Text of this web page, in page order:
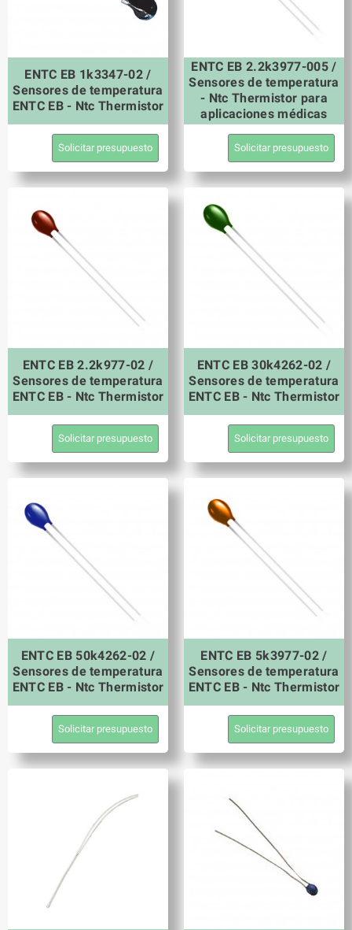
ENTC EB 1k3347-02 /
Sensores de temperatura
ENTC EB - Ntc Thermistor
Solicitar presupuesto
ENTC EB 2.2k3977-005 /
Sensores de temperatura
- Ntc Thermistor para
aplicaciones médicas
Solicitar presupuesto
ENTC EB 2.2k977-02 /
Sensores de temperatura
ENTC EB - Ntc Thermistor
Solicitar presupuesto
ENTC EB 30k4262-02 /
Sensores de temperatura
ENTC EB - Ntc Thermistor
Solicitar presupuesto
ENTC EB 50k4262-02 /
Sensores de temperatura
ENTC EB - Ntc Thermistor
Solicitar presupuesto
ENTC EB 5k3977-02 /
Sensores de temperatura
ENTC EB - Ntc Thermistor
Solicitar presupuesto